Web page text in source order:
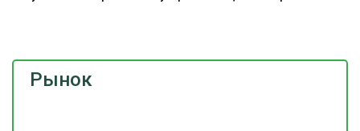
Рынок